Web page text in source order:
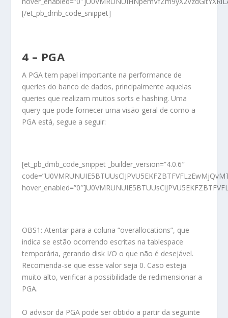
[/et_pb_dmb_code_snippet]
4 – PGA
A PGA tem papel importante na performance de
queries do banco de dados, principalmente aquelas
queries que realizam muitos sorts e hashing. Uma
query que pode fornecer uma visão geral de como a
PGA está, segue a seguir:
[et_pb_dmb_code_snippet _builder_version=”4.0.6″
OBS1: Atentar para a coluna “overallocations”, que
indica se estão ocorrendo escritas na tablespace
temporária, gerando disk I/O o que não é desejável.
Recomenda-se que esse valor seja 0. Caso esteja
muito alto, verificar a possibilidade de redimensionar a
PGA.
O advisor da PGA pode ser obtido a partir da seguinte